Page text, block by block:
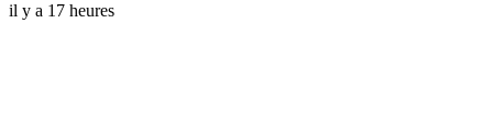
il y a 17 heures